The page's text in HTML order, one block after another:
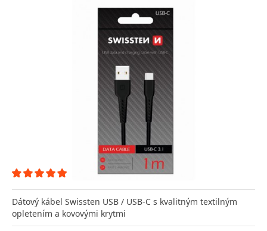
Dátový kábel Swissten USB / USB-C s kvalitným textilným
opletením a kovovými krytmi